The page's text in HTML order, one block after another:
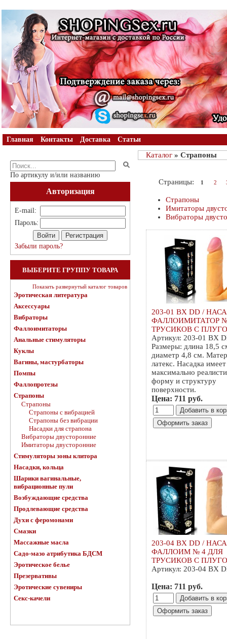
Главная Контакты Доставка Статьи
По артикулу и/или названию
Авторизация
E-mail:
Пароль:
Забыли пароль?
ВЫБЕРИТЕ ГРУППУ ТОВАРА
Показать развернутый каталог товаров
Эротическая литература
Аксессуары
Вибраторы
Фаллоимитаторы
Анальные стимуляторы
Куклы
Вагины, мастурбаторы
Помпы
Фаллопротезы
Страпоны
Страпоны
Страпоны с вибрацией
Страпоны без вибрации
Насадки для страпона
Вибраторы двусторонние
Имитаторы двусторонние
Стимуляторы зоны клитора
Насадки, кольца
Шарики вагинальные,
вибрационные пули
Возбуждающие средства
Продлевающие средства
Духи с феромонами
Смазки
Массажные масла
Садо-мазо атрибутика БДСМ
Эротическое белье
Презервативы
Эротические сувениры
Секс-качели
Каталог » Страпоны
Страницы: 1 2
Страпоны
Имитаторы
Вибраторы
203-01 BX DD /
ФАЛЛОИМИТАТОР
ТРУСИКОВ С
Артикул: 203-01 BX
Размеры: длина 18,5
диаметр 4,8 см.
латекс. Насадка имеет
максимально
форму и структуру
поверхности.
Цена: 711 руб.
203-04 BX DD /
ФАЛЛОИМ № 4 ДЛЯ
ТРУСИКОВ С
Артикул: 203-04 BX
Цена: 711 руб.